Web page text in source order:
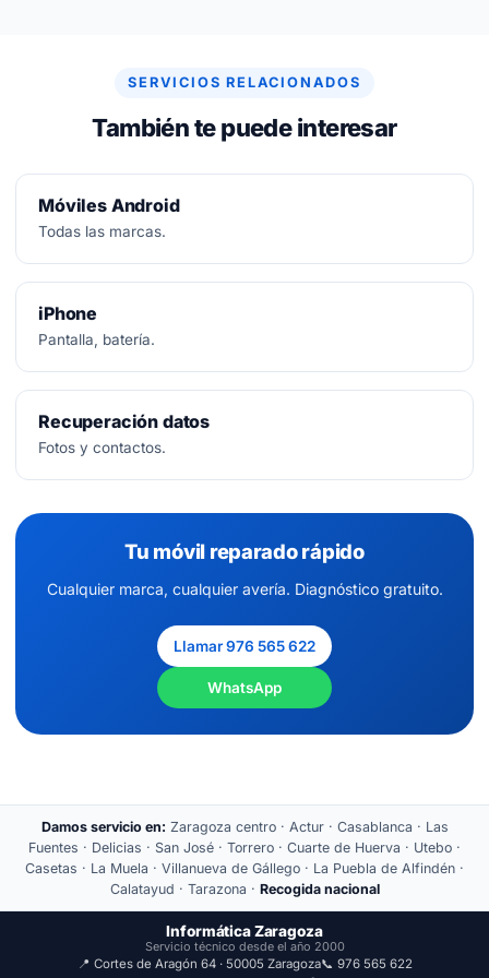
SERVICIOS RELACIONADOS
También te puede interesar
Móviles Android
Todas las marcas.
iPhone
Pantalla, batería.
Recuperación datos
Fotos y contactos.
Tu móvil reparado rápido
Cualquier marca, cualquier avería. Diagnóstico gratuito.
Llamar 976 565 622
WhatsApp
Damos servicio en: Zaragoza centro · Actur · Casablanca · Las
Fuentes · Delicias · San José · Torrero · Cuarte de Huerva · Utebo ·
Casetas · La Muela · Villanueva de Gállego · La Puebla de Alfindén ·
Calatayud · Tarazona · Recogida nacional
Informática Zaragoza
Servicio técnico desde el año 2000
📍 Cortes de Aragón 64 · 50005 Zaragoza📞 976 565 622